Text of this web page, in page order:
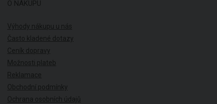
O NÁKUPU
Výhody nákupu u nás
Často kladené dotazy
Ceník dopravy
Možnosti plateb
Reklamace
Obchodní podmínky
Ochrana osobních údajů